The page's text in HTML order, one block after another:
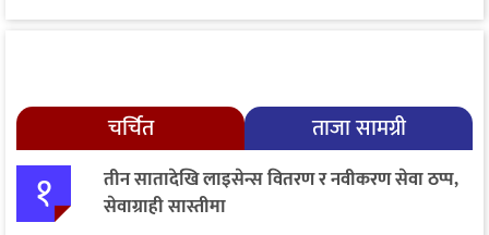
चर्चित ताजा सामग्री
१
तीन सातादेखि लाइसेन्स वितरण र नवीकरण सेवा ठप्प,
सेवाग्राही सास्तीमा